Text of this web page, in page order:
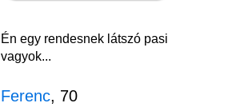
Én egy rendesnek látszó pasi
vagyok...
Ferenc, 70